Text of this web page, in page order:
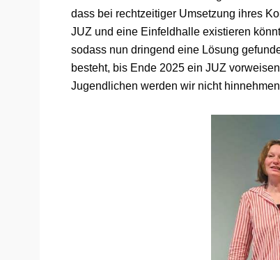
dass bei rechtzeitiger Umsetzung ihres
JUZ und eine Einfeldhalle existieren
sodass nun dringend eine Lösung
besteht, bis Ende 2025 ein JUZ
Jugendlichen werden wir nicht